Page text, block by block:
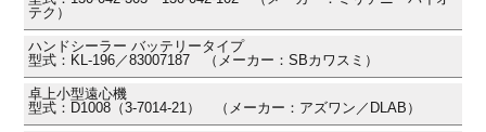
テク）
ハンドシーラー バッテリータイプ
型式：KL-196／83007187 （メーカー：SBカワスミ）
卓上小型遠心機
型式：D1008（3-7014-21） （メーカー：アズワン／DLAB）